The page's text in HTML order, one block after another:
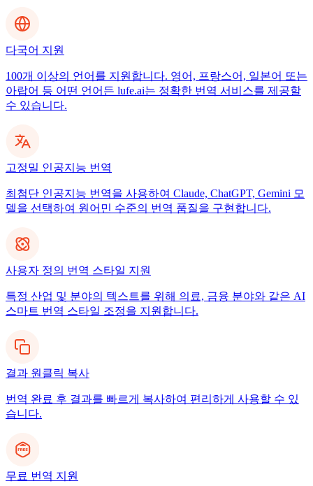
다국어 지원
100개 이상의 언어를 지원합니다. 영어, 프랑스어, 일본어 또는
아랍어 등 어떤 언어든 lufe.ai는 정확한 번역 서비스를 제공할
수 있습니다.
고정밀 인공지능 번역
최첨단 인공지능 번역을 사용하여 Claude, ChatGPT, Gemini 모
델을 선택하여 원어민 수준의 번역 품질을 구현합니다.
사용자 정의 번역 스타일 지원
특정 산업 및 분야의 텍스트를 위해 의료, 금융 분야와 같은 AI
스마트 번역 스타일 조정을 지원합니다.
결과 원클릭 복사
번역 완료 후 결과를 빠르게 복사하여 편리하게 사용할 수 있
습니다.
무료 번역 지원